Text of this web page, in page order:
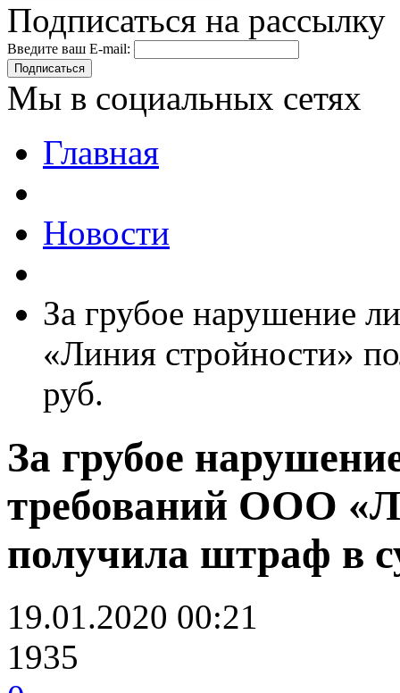
Подписаться на рассылку
Введите ваш E-mail:
Подписаться
Мы в социальных сетях
Главная
Новости
За грубое нарушение
«Линия стройности»
руб.
За грубое
требований ООО
получила штраф в
19.01.2020 00:21
1935